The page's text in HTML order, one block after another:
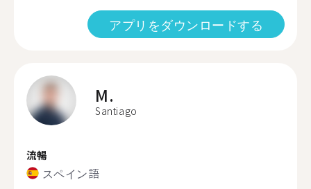
アプリをダウンロードする
M.
Santiago
流暢
スペイン語